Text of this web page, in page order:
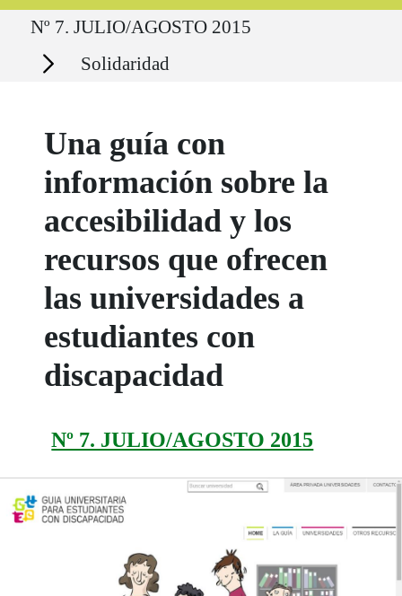
Ruta del sitio
Nº 7. JULIO/AGOSTO 2015
Secciones Solidaridad
Una guía con
información sobre la
accesibilidad y los
recursos que ofrecen
las universidades a
estudiantes con
discapacidad
Nº 7. JULIO/AGOSTO 2015